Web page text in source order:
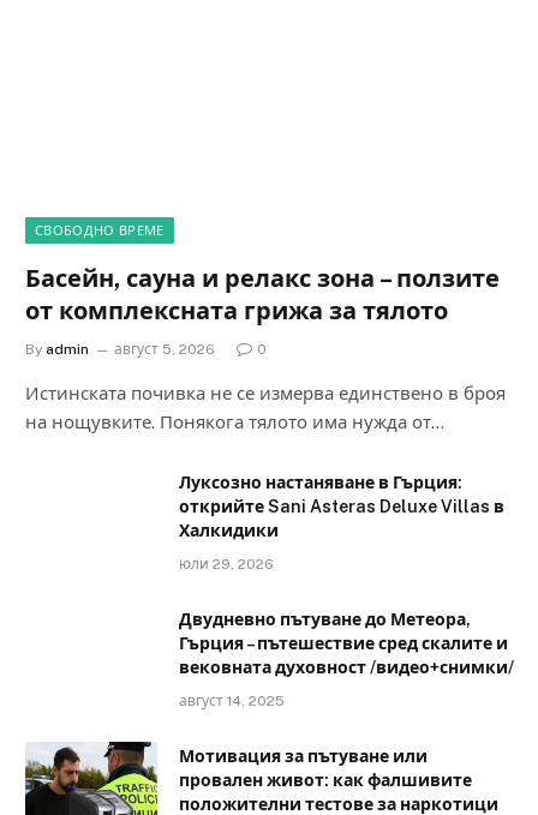
СВОБОДНО ВРЕМЕ
Басейн, сауна и релакс зона – ползите
от комплексната грижа за тялото
By admin август 5, 2026 0
Истинската почивка не се измерва единствено в броя
на нощувките. Понякога тялото има нужда от…
Луксозно настаняване в Гърция:
открийте Sani Asteras Deluxe Villas в
Халкидики
юли 29, 2026
Двудневно пътуване до Метеора,
Гърция – пътешествие сред скалите и
вековната духовност /видео+снимки/
август 14, 2025
Мотивация за пътуване или
провален живот: как фалшивите
положителни тестове за наркотици